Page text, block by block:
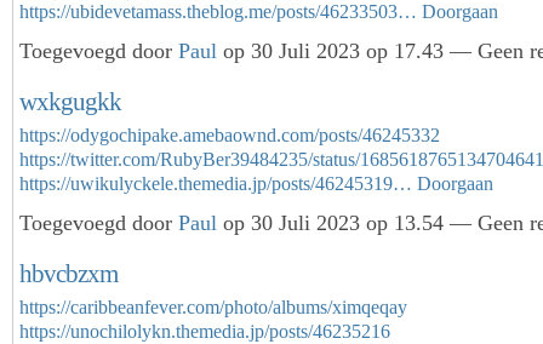
https://ubidevetamass.theblog.me/posts/46233503… Doorgaan
Toegevoegd door Paul op 30 Juli 2023 op 17.43 — Geen
wxkgugkk
https://odygochipake.amebaownd.com/posts/46245332
https://twitter.com/RubyBer39484235/status/1685618765134704641
https://uwikulyckele.themedia.jp/posts/46245319… Doorgaan
Toegevoegd door Paul op 30 Juli 2023 op 13.54 — Geen
hbvcbzxm
https://caribbeanfever.com/photo/albums/ximqeqay
https://unochilolykn.themedia.jp/posts/46235216